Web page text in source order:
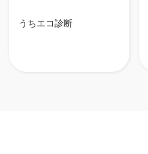
うちエコ診断